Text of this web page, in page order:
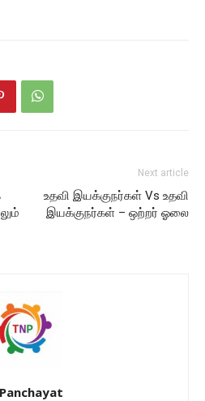
Next article
உதவி இயக்குநர்கள் Vs உதவி
இயக்குநர்கள் – ஒற்றர் ஓலை